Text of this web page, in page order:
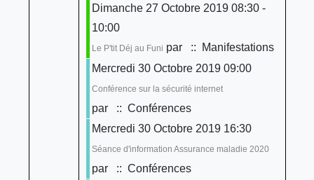
Dimanche 27 Octobre 2019 08:30 -
10:00
Le P'tit Déj au Funi par
:: Manifestations
Mercredi 30 Octobre 2019 09:00
Conférence sur la sécurité internet
par
:: Conférences
Mercredi 30 Octobre 2019 16:30
Séance d'information Assurance maladie 2020
par
:: Conférences